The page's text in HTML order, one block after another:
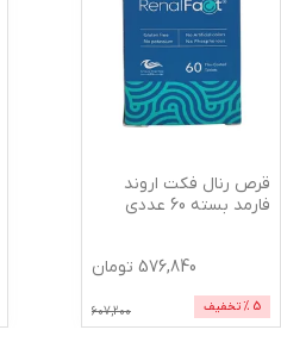
قرص رنال فکت اروند
فارمد بسته 60 عددی
576,840 تومان
5 % تخفیف 607,200